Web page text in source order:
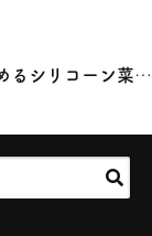
MARNA（マーナ）すべらずつかめるシリコーン菜ばし